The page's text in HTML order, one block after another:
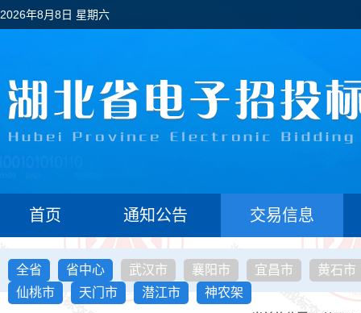
2026年8月8日 星期六
首页 通知公告 交易信息
全省 省中心 武汉市 襄阳市 宜昌市
黄石市
仙桃市
天门市 潜江市 神农架